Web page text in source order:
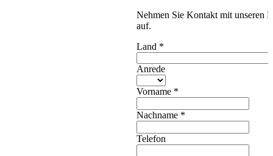
Nehmen Sie Kontakt mit unseren
auf.
Land *
Anrede
Vorname *
Nachname *
Telefon